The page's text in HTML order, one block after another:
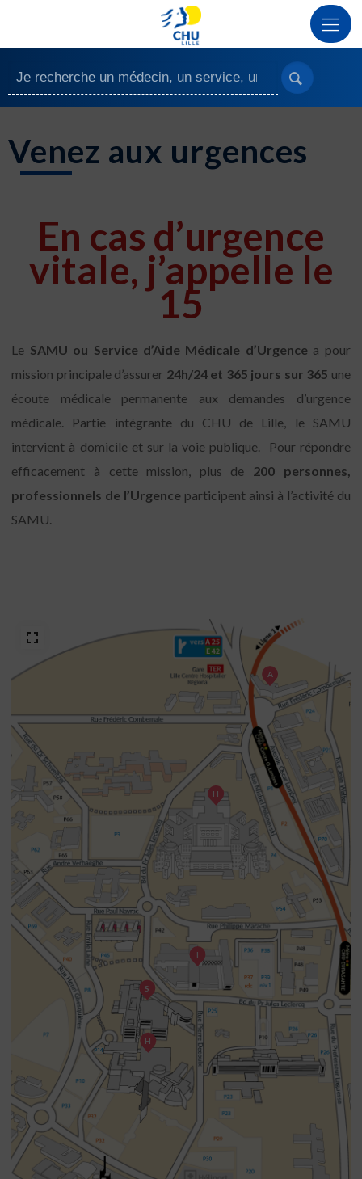
Venez aux urgences
En cas d’urgence
vitale, j’appelle le
15
Le SAMU ou Service d’Aide Médicale d’Urgence a pour
mission principale d’assurer 24h/24 et 365 jours sur 365 une
écoute médicale permanente aux demandes d’urgence
médicale. Partie intégrante du CHU de Lille, le SAMU
intervient à domicile et sur la voie publique. Pour répondre
efficacement à cette mission, plus de 200 personnes,
professionnels de l’Urgence participent ainsi à l’activité du
SAMU.
I
H
S
H
A